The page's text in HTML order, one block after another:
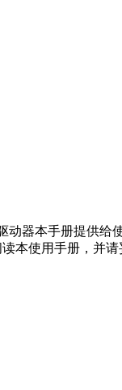
动器本手册提供给
本使用手册，并